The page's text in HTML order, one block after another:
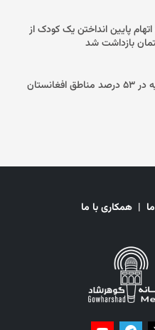
پایین انداختن یک کودک از
بازداشت شد
نهاد ریچ: سوءتغذیه در ۵۳ درصد مناطق افغانستان
| همکاری با ما